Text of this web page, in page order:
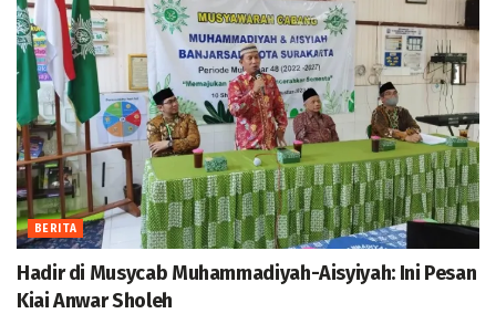
BERITA
Hadir di Musycab Muhammadiyah-Aisyiyah: Ini Pesan
Kiai Anwar Sholeh